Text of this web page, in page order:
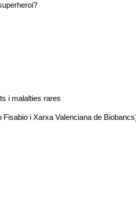
i malalties rares
i Xarxa Valenciana de